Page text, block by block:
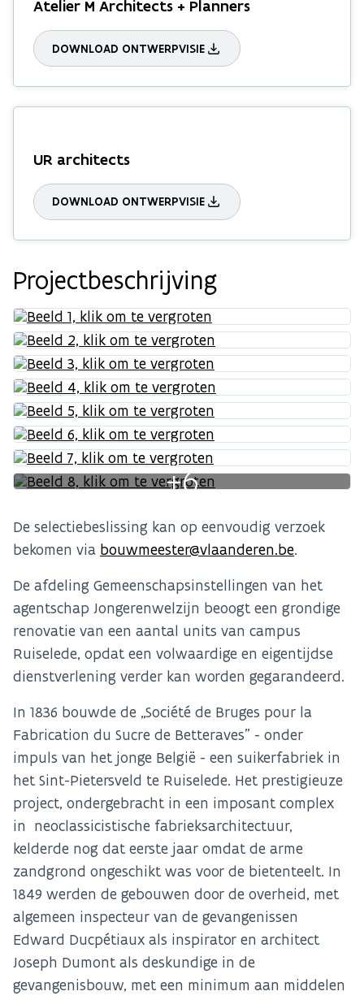
Atelier M Architects + Planners
DOWNLOAD ONTWERPVISIE
UR architects
DOWNLOAD ONTWERPVISIE
Projectbeschrijving
+6
De selectiebeslissing kan op eenvoudig verzoek
bekomen via bouwmeester@vlaanderen.be.
De afdeling Gemeenschapsinstellingen van het
agentschap Jongerenwelzijn beoogt een grondige
renovatie van een aantal units van campus
Ruiselede, opdat een volwaardige en eigentijdse
dienstverlening verder kan worden gegarandeerd.
In 1836 bouwde de „Société de Bruges pour la
Fabrication du Sucre de Betteraves” - onder
impuls van het jonge België - een suikerfabriek in
het Sint-Pietersveld te Ruiselede. Het prestigieuze
project, ondergebracht in een imposant complex
in neoclassicistische fabrieksarchitectuur,
kelderde nog dat eerste jaar omdat de arme
zandgrond ongeschikt was voor de bietenteelt. In
1849 werden de gebouwen door de overheid, met
algemeen inspecteur van de gevangenissen
Edward Ducpétiaux als inspirator en architect
Joseph Dumont als deskundige in de
gevangenisbouw, met een minimum aan middelen